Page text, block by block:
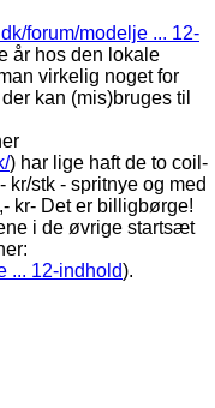
forum/modelje ... 12-
år hos den lokale
virkelig noget for
kan (mis)bruges til
) har lige haft de to coil-
stk - spritnye og med
kr- Det er billigbørge!
i de øvrige startsæt
... 12-indhold).